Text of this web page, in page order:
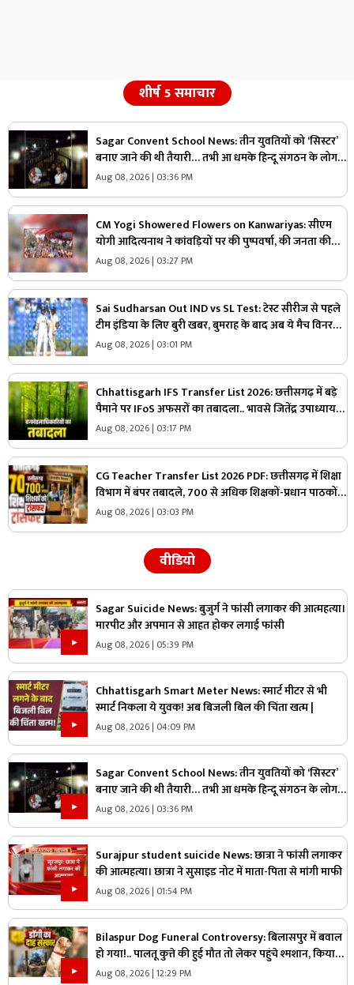
शीर्ष 5 समाचार
Sagar Convent School News: तीन युवतियों को ‘सिस्टर’
बनाए जाने की थी तैयारी… तभी आ धमके हिन्दू संगठन के लोग
और पुलिस, स्कूल में मचा बवाल
Aug 08, 2026 | 03:36 PM
CM Yogi Showered Flowers on Kanwariyas: सीएम
योगी आदित्यनाथ ने कांवड़ियों पर की पुष्पवर्षा, की जनता की
सुख-शांति और समृद्धि की कामना
Aug 08, 2026 | 03:27 PM
Sai Sudharsan Out IND vs SL Test: टेस्ट सीरीज से पहले
टीम इंडिया के लिए बुरी खबर, बुमराह के बाद अब ये मैच विनर
खिलाड़ी हुआ बाहर
Aug 08, 2026 | 03:01 PM
Chhattisgarh IFS Transfer List 2026: छत्तीसगढ़ में बड़े
पैमाने पर IFoS अफसरों का तबादला.. भावसे जितेंद्र उपाध्याय
को कटघोरा वनमंडल का जिम्मा, देखें पूरी लिस्ट
Aug 08, 2026 | 03:17 PM
CG Teacher Transfer List 2026 PDF: छत्तीसगढ़ में शिक्षा
विभाग में बंपर तबादले, 700 से अधिक शिक्षकों-प्रधान पाठकों
का ट्रांसफर लिस्ट जारी, देखिए पूरी सूची
Aug 08, 2026 | 03:03 PM
वीडियो
Sagar Suicide News: बुजुर्ग ने फांसी लगाकर की आत्महत्या।
मारपीट और अपमान से आहत होकर लगाई फांसी
Aug 08, 2026 | 05:39 PM
Chhattisgarh Smart Meter News: स्मार्ट मीटर से भी
स्मार्ट निकला ये युवक! अब बिजली बिल की चिंता खत्म |
Aug 08, 2026 | 04:09 PM
Sagar Convent School News: तीन युवतियों को ‘सिस्टर’
बनाए जाने की थी तैयारी… तभी आ धमके हिन्दू संगठन के लोग
और पुलिस, स्कूल में मचा बवाल
Aug 08, 2026 | 03:36 PM
Surajpur student suicide News: छात्रा ने फांसी लगाकर
की आत्महत्या। छात्रा ने सुसाइड नोट में माता-पिता से मांगी माफी
Aug 08, 2026 | 01:54 PM
Bilaspur Dog Funeral Controversy: बिलासपुर में बवाल
हो गया!.. पालतू कुत्ते की हुई मौत तो लेकर पहुंचे श्मशान, किया
दाह संस्कार तो शुरू हो गया हंगामा
Aug 08, 2026 | 12:29 PM